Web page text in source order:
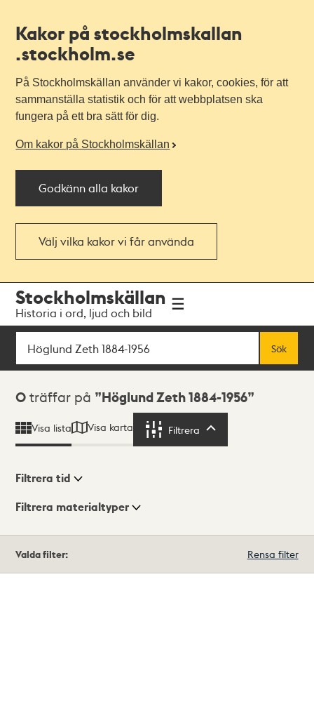
Kakor på stockholmskallan
.stockholm.se
På Stockholmskällan använder vi kakor, cookies, för att
sammanställa statistik och för att webbplatsen ska
fungera på ett bra sätt för dig.
Om kakor på Stockholmskällan
Godkänn alla kakor
Välj vilka kakor vi får använda
navigationen
huvudinnehållet
Stockholmskällan
Historia i ord, ljud och bild
Sök
Sök
Sökresultat
0 träffar på Höglund Zeth 1884-1956
Visa lista Visa karta Filtrera
Visningsläge
Filtrera tid
Filtrera materialtyper
träffar
Valda filter: Rensa filter